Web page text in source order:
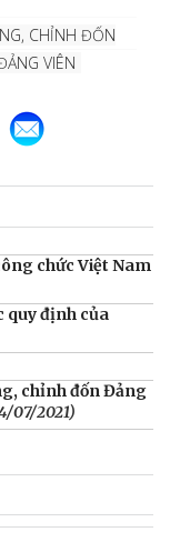
CHỈNH ĐỐN
VIÊN
chức Việt Nam
quy định của
chỉnh đốn Đảng
07/2021)